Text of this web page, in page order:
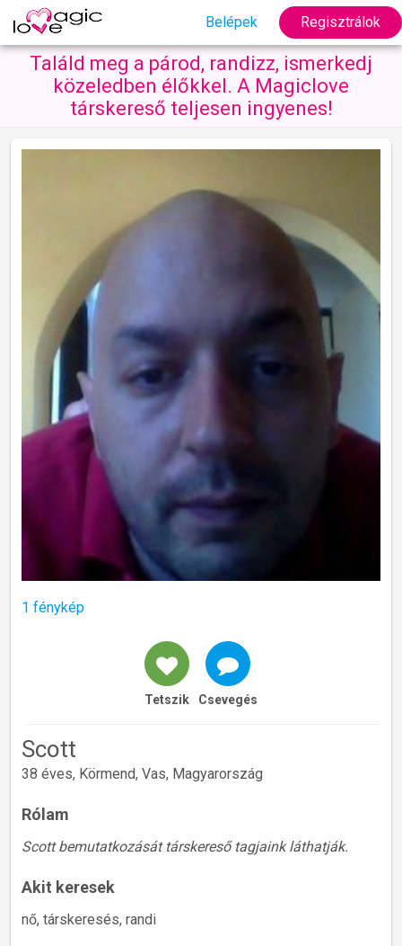
Belépek Regisztrálok
Találd meg a párod, randizz, ismerkedj
közeledben élőkkel. A Magiclove
társkereső teljesen ingyenes!
1 fénykép
Tetszik Csevegés
Scott
38 éves, Körmend, Vas, Magyarország
Rólam
Scott bemutatkozását társkereső tagjaink láthatják.
Akit keresek
nő, társkeresés, randi